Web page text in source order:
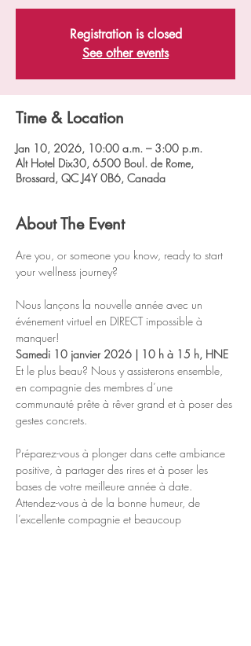
Registration is closed
See other events
Time & Location
Jan 10, 2026, 10:00 a.m. – 3:00 p.m.
Alt Hotel Dix30, 6500 Boul. de Rome,
Brossard, QC J4Y 0B6, Canada
About The Event
Are you, or someone you know, ready to start
your wellness journey?
Nous lançons la nouvelle année avec un
événement virtuel en DIRECT impossible à
manquer!
Samedi 10 janvier 2026 | 10 h à 15 h, HNE
Et le plus beau? Nous y assisterons ensemble,
en compagnie des membres d’une
communauté prête à rêver grand et à poser des
gestes concrets.
Préparez-vous à plonger dans cette ambiance
positive, à partager des rires et à poser les
bases de votre meilleure année à date.
Attendez-vous à de la bonne humeur, de
l’excellente compagnie et beaucoup